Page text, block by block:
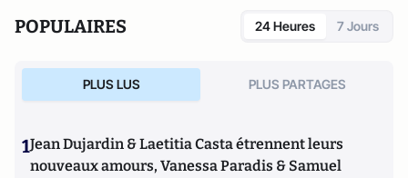
POPULAIRES 24 Heures 7 Jours
PLUS LUS PLUS PARTAGES
1Jean Dujardin & Laetitia Casta étrennent leurs
nouveaux amours, Vanessa Paradis & Samuel